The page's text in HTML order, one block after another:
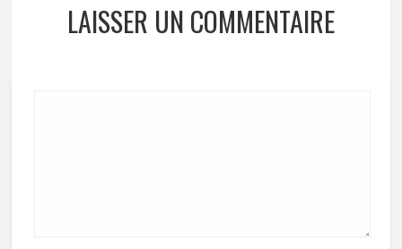
LAISSER UN COMMENTAIRE